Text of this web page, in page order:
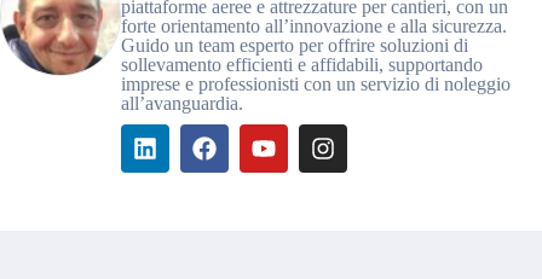
piattaforme aeree e attrezzature per cantieri, con un
forte orientamento all’innovazione e alla sicurezza.
Guido un team esperto per offrire soluzioni di
sollevamento efficienti e affidabili, supportando
imprese e professionisti con un servizio di noleggio
all’avanguardia.